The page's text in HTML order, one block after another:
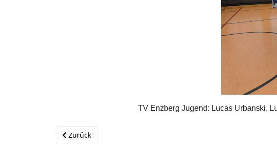
TV Enzberg Jugend: Lucas Urbanski,
Vorheriger Beitrag: Dorfadvent beim TV Enzberg
Zurück